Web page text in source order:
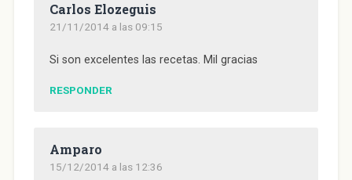
Carlos Elozeguis
21/11/2014 a las 09:15
Si son excelentes las recetas. Mil gracias
RESPONDER
Amparo
15/12/2014 a las 12:36